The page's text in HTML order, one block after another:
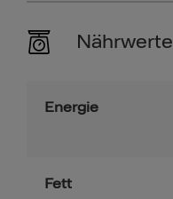
Nährwerte
Energie
Fett